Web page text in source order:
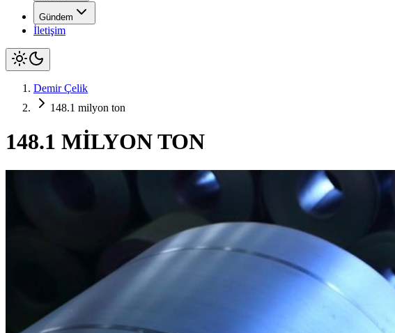
Gündem
İletişim
Demir Çelik
148.1 milyon ton
148.1 MİLYON TON